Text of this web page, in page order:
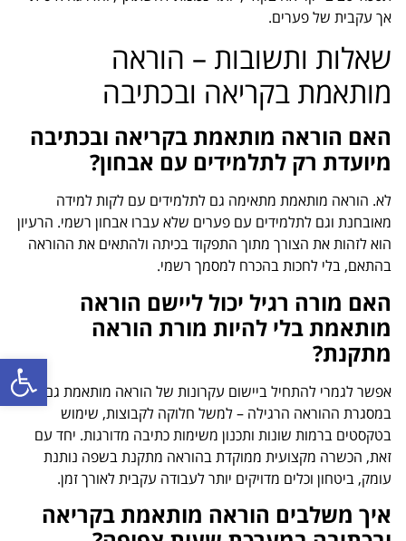
פתח
אך עקבית של פערים.
שאלות ותשובות – הוראה
מותאמת בקריאה ובכתיבה
האם הוראה מותאמת בקריאה ובכתיבה
מיועדת רק לתלמידים עם אבחון?
לא. הוראה מותאמת מתאימה גם לתלמידים עם לקות למידה
מאובחנת וגם לתלמידים עם פערים שלא עברו אבחון רשמי. הרעיון
הוא לזהות את הצורך מתוך התפקוד בכיתה ולהתאים את ההוראה
בהתאם, בלי לחכות בהכרח למסמך רשמי.
האם מורה רגיל יכול ליישם הוראה
מותאמת בלי להיות מורת הוראה
מתקנת?
אפשר לגמרי להתחיל ביישום עקרונות של הוראה מותאמת גם
במסגרת ההוראה הרגילה – למשל חלוקה לקבוצות, שימוש
בטקסטים ברמות שונות ותכנון משימות כתיבה מדורגות. יחד עם
זאת, הכשרה מקצועית ממוקדת בהוראה מתקנת בשפה נותנת
עומק, ביטחון וכלים מדויקים יותר לעבודה עקבית לאורך זמן.
איך משלבים הוראה מותאמת בקריאה